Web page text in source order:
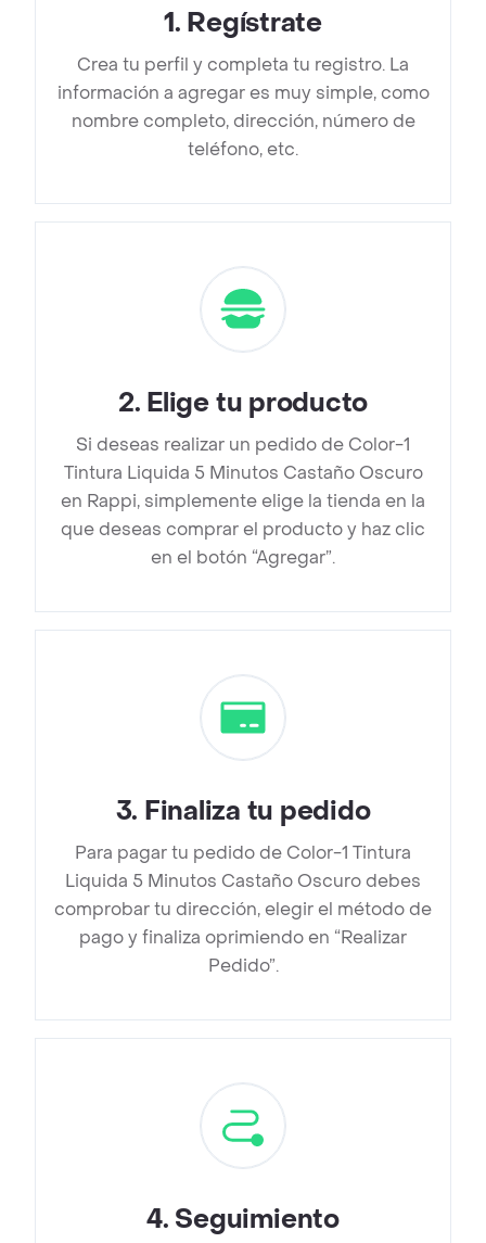
1. Regístrate
Crea tu perfil y completa tu registro. La
información a agregar es muy simple, como
nombre completo, dirección, número de
teléfono, etc.
2. Elige tu producto
Si deseas realizar un pedido de Color-1
Tintura Liquida 5 Minutos Castaño Oscuro
en Rappi, simplemente elige la tienda en la
que deseas comprar el producto y haz clic
en el botón “Agregar”.
3. Finaliza tu pedido
Para pagar tu pedido de Color-1 Tintura
Liquida 5 Minutos Castaño Oscuro debes
comprobar tu dirección, elegir el método de
pago y finaliza oprimiendo en “Realizar
Pedido”.
4. Seguimiento